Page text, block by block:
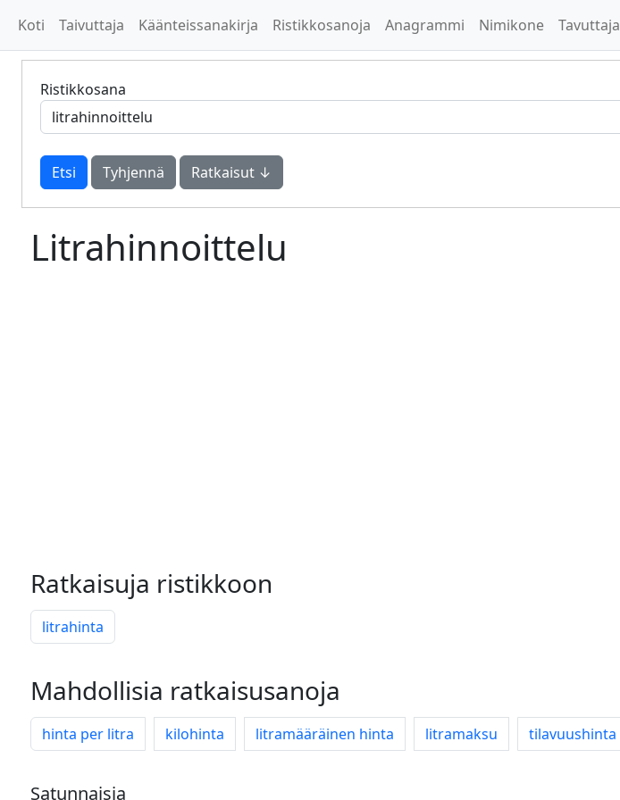
Koti Taivuttaja Käänteissanakirja Ristikkosanoja Anagrammi Nimikone Tavuttaja
Ristikkosana
Tyhjennä Ratkaisut ↓
Litrahinnoittelu
Ratkaisuja ristikkoon
litrahinta
Mahdollisia ratkaisusanoja
hinta per litra kilohinta litramääräinen hinta litramaksu tilavuushinta
Satunnaisia